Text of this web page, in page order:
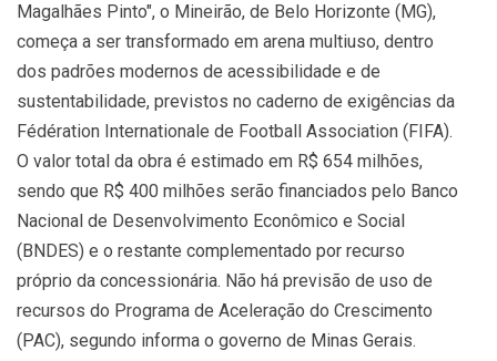
Magalhães Pinto", o Mineirão, de Belo Horizonte (MG),
começa a ser transformado em arena multiuso, dentro
dos padrões modernos de acessibilidade e de
sustentabilidade, previstos no caderno de exigências da
Fédération Internationale de Football Association (FIFA).
O valor total da obra é estimado em R$ 654 milhões,
sendo que R$ 400 milhões serão financiados pelo Banco
Nacional de Desenvolvimento Econômico e Social
(BNDES) e o restante complementado por recurso
próprio da concessionária. Não há previsão de uso de
recursos do Programa de Aceleração do Crescimento
(PAC), segundo informa o governo de Minas Gerais.